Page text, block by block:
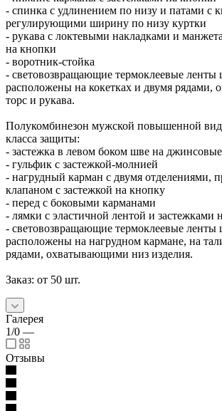
- спинка с удлинением по низу и патами с
регулирующими ширину по низу куртки
- рукава с локтевыми накладками и
на кнопки
- воротник-стойка
- световозвращающие термоклеевые
расположены на кокетках и двумя рядами,
торс и рукава.
Полукомбинезон мужской повышенной
класса защиты:
- застежка в левом боком шве на
- гульфик с застежкой-молнией
- нагрудный карман с двумя отделениями,
клапаном с застежкой на кнопку
- перед с боковыми карманами
- лямки с эластичной лентой и застежками
- световозвращающие термоклеевые
расположены на нагрудном кармане, на
рядами, охватывающими низ изделия.
Заказ: от 50 шт.
Галерея
1/0 —
Отзывы